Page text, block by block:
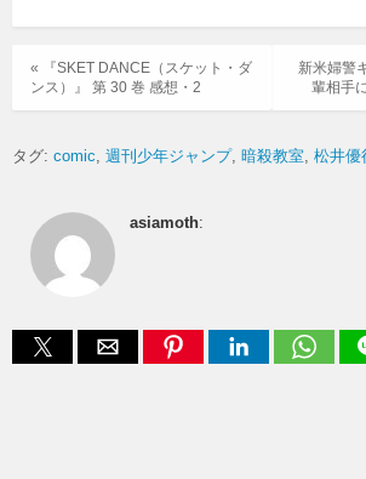
新米婦警
輩相手
« 『SKET DANCE（スケット・ダ
ンス）』 第 30 巻 感想・2
タグ: comic 週刊少年ジャンプ 暗殺教室 松井優
asiamoth: